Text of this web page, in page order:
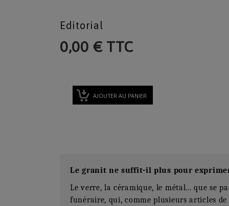
Editorial
0,00 € TTC
AJOUTER AU PANIER
Le granit ne suffit-il plus pour
Le verre, la céramique, le métal... que se
funéraire, qui, comme plusieurs articles